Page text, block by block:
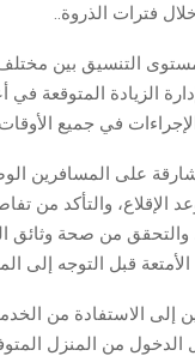
فترات الذروة..
التنسيق بين مختلف
الزيادة المتوقعة في
في جميع
الإقلاع، والتأكد من
من صحة وثائق
قبل التوجه إلى
إلى الاستفادة من
الدخول من المنزل